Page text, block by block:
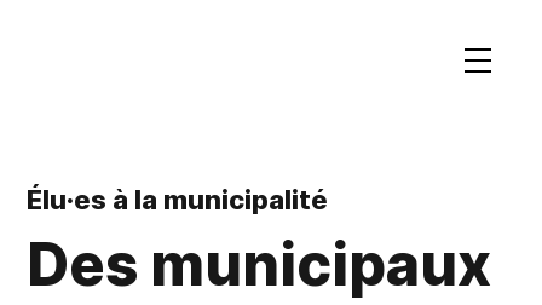
Élu·es à la municipalité
Des municipaux